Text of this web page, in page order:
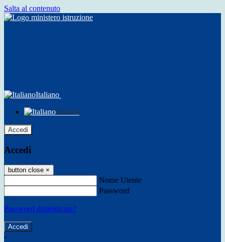
Salta al contenuto
Italiano
Italiano
Accedi
Accedi
button close ×
Nome Utente
Password
Password dimenticata?
-